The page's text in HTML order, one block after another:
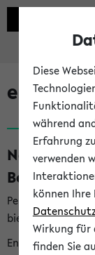
eKVV
Per E-Mail
bielefeld.de an
English version
Diese
während
Erfahrung
verwenden
können
Wirkung für
finden Sie